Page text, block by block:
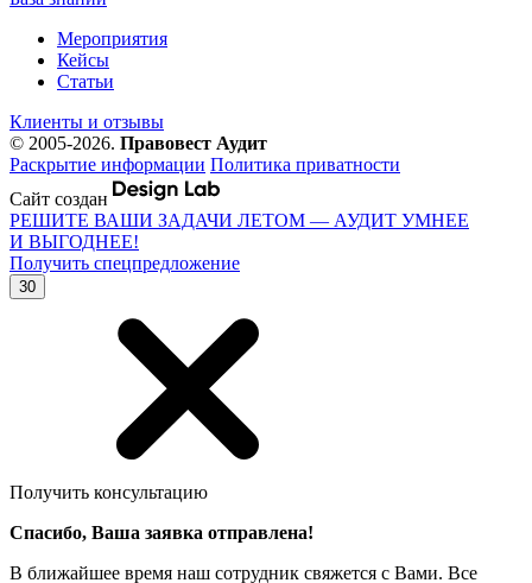
Мероприятия
Кейсы
Статьи
Клиенты и отзывы
© 2005-2026. Правовест Аудит
Раскрытие информации Политика приватности
Сайт создан
РЕШИТЕ ВАШИ ЗАДАЧИ ЛЕТОМ — АУДИТ УМНЕЕ
И ВЫГОДНЕЕ!
Получить спецпредложение
30
Получить консультацию
Спасибо, Ваша заявка отправлена!
В ближайшее время наш сотрудник свяжется с Вами. Все